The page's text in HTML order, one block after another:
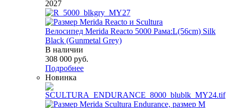
2027
Велосипед Merida Reacto 5000 Рама:L(56cm) Silk
Black (Gunmetal Grey)
В наличии
308 000 руб.
Подробнее
Новинка